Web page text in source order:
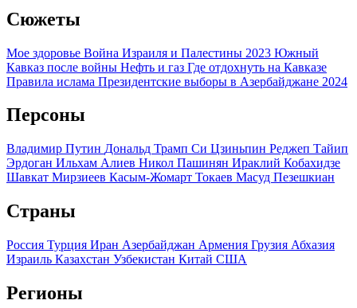
Сюжеты
Мое здоровье Война Израиля и Палестины 2023 Южный
Кавказ после войны Нефть и газ Где отдохнуть на Кавказе
Правила ислама Президентские выборы в Азербайджане 2024
Персоны
Владимир Путин Дональд Трамп Си Цзиньпин Реджеп Тайип
Эрдоган Ильхам Алиев Никол Пашинян Ираклий Кобахидзе
Шавкат Мирзиеев Касым-Жомарт Токаев Масуд Пезешкиан
Страны
Россия Турция Иран Азербайджан Армения Грузия Абхазия
Израиль Казахстан Узбекистан Китай США
Регионы